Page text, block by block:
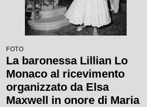
FOTO
La baronessa Lillian Lo
Monaco al ricevimento
organizzato da Elsa
Maxwell in onore di Maria